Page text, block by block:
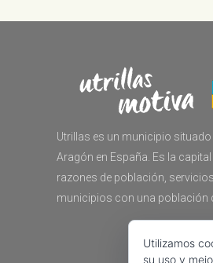
Utrillas es un municipio
Aragón en España. Es la
razones de población,
municipios con una población
Utilizamos
su uso y